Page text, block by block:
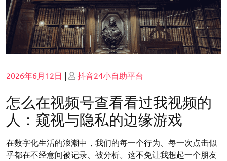
Posted
2026年6月12日 | Posted
抖音24小自助平台
怎么在视频号查看看过我视频的
人：窥视与隐私的边缘游戏
在数字化生活的浪潮中，我们的每一个行为、每一次点击似
乎都在不经意间被记录、被分析。这不免让我想起一个朋友